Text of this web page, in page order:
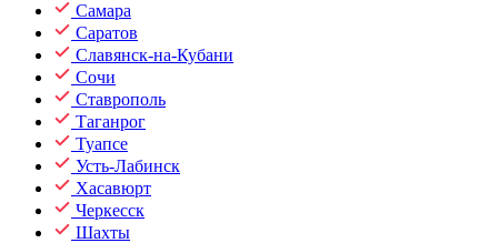
Самара
Саратов
Славянск-на-Кубани
Сочи
Ставрополь
Таганрог
Туапсе
Усть-Лабинск
Хасавюрт
Черкесск
Шахты